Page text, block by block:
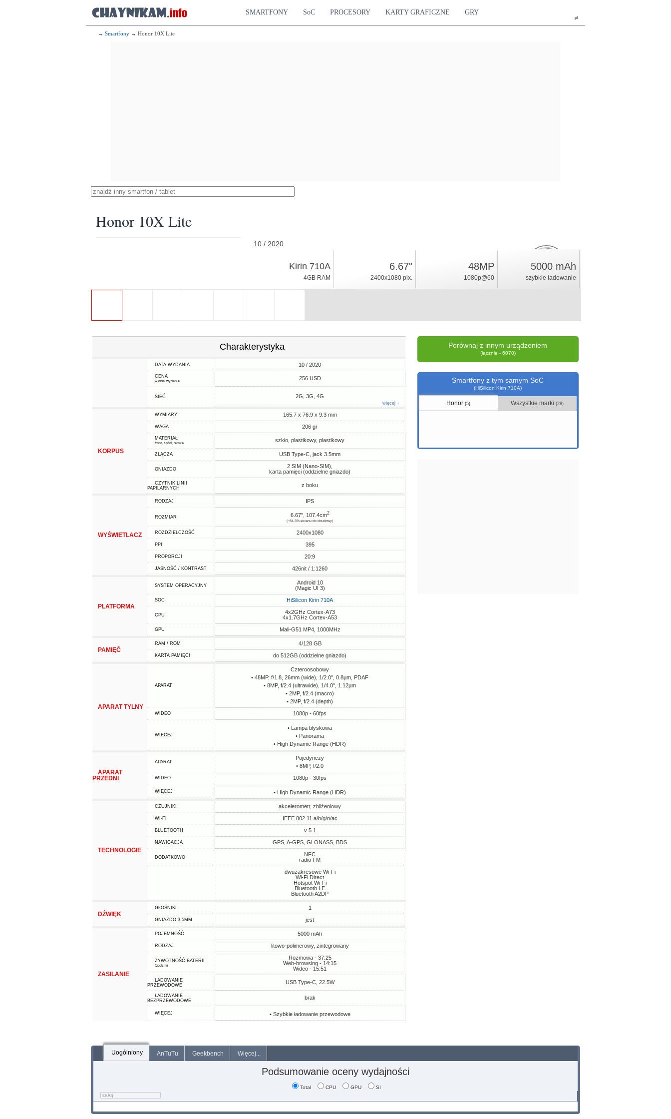
pl
SMARTFONY SoC PROCESORY KARTY GRAFICZNE GRY
→ Smartfony → Honor 10X Lite
Honor 10X Lite
10 / 2020
Android 10, Magic UI 3
6.1%
ocena
Kirin 710A
4GB RAM
6.67"
2400x1080 pix.
48MP
1080p@60
5000 mAh
szybkie ładowanie
Charakterystyka
DATA WYDANIA 10 / 2020
CENA
w dniu wydania 256 USD
SIEĆ 2G, 3G, 4G
więcej ↓
KORPUS
WYMIARY 165.7 x 76.9 x 9.3 mm
WAGA 206 gr
MATERIAŁ
front, spód, ramka szkło, plastikowy, plastikowy
ZŁĄCZA USB Type-C, jack 3.5mm
GNIAZDO
2 SIM (Nano-SIM),
karta pamięci (oddzielne gniazdo)
CZYTNIK LINII
PAPILARNYCH
z boku
WYŚWIETLACZ
RODZAJ IPS
ROZMIAR 6.67", 107.4cm2
(~84.3% ekranu do obudowy)
ROZDZIELCZOŚĆ 2400x1080
PPI 395
PROPORCJI 20:9
JASNOŚĆ / KONTRAST 426nit / 1:1260
PLATFORMA
SYSTEM OPERACYJNY
Android 10
(Magic UI 3)
SOC HiSilicon Kirin 710A
CPU
4x2GHz Cortex-A73
4x1.7GHz Cortex-A53
GPU Mali-G51 MP4, 1000MHz
PAMIĘĆ
RAM / ROM 4/128 GB
KARTA PAMIĘCI do 512GB (oddzielne gniazdo)
APARAT TYLNY
APARAT
Czteroosobowy
• 48MP, f/1.8, 26mm (wide), 1/2.0", 0.8µm, PDAF
• 8MP, f/2.4 (ultrawide), 1/4.0", 1.12µm
• 2MP, f/2.4 (macro)
• 2MP, f/2.4 (depth)
WIDEO 1080p - 60fps
WIĘCEJ
• Lampa błyskowa
• Panorama
• High Dynamic Range (HDR)
APARAT
PRZEDNI
APARAT
Pojedynczy
• 8MP, f/2.0
WIDEO 1080p - 30fps
WIĘCEJ • High Dynamic Range (HDR)
TECHNOLOGIE
CZUJNIKI akcelerometr, zbliżeniowy
WI-FI IEEE 802.11 a/b/g/n/ac
BLUETOOTH v 5.1
NAWIGACJA GPS, A-GPS, GLONASS, BDS
DODATKOWO
NFC
radio FM
dwuzakresowe Wi-Fi
Wi-Fi Direct
Hotspot Wi-Fi
Bluetooth LE
Bluetooth A2DP
DŹWIĘK
GŁOŚNIKI 1
GNIAZDO 3,5MM jest
ZASILANIE
POJEMNOŚĆ 5000 mAh
RODZAJ litowo-polimerowy, zintegrowany
ŻYWOTNOŚĆ BATERII
(godzin)
Rozmowa - 37:25
Web-browsing - 14:15
Wideo - 15:51
ŁADOWANIE
PRZEWODOWE
USB Type-C, 22.5W
ŁADOWANIE
BEZPRZEWODOWE
brak
WIĘCEJ • Szybkie ładowanie przewodowe
Porównaj z innym urządzeniem
(łącznie - 6070)
Smartfony z tym samym SoC
(HiSilicon Kirin 710A)
Honor(5) Wszystkie marki(28)
Uogólniony AnTuTu Geekbench Więcej...
Podsumowanie oceny wydajności
Total CPU GPU SI